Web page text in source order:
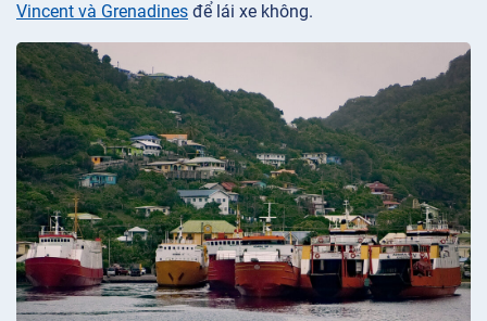
Vincent và Grenadines để lái xe không.